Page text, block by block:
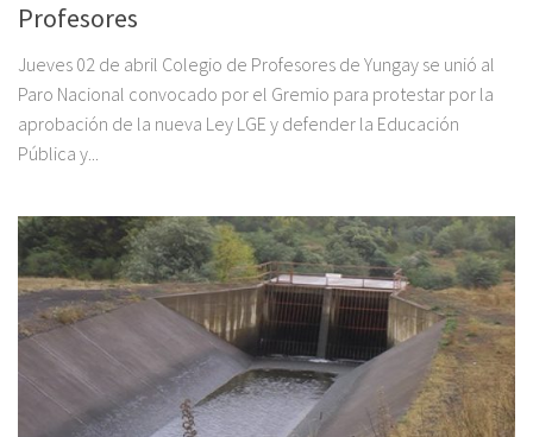
Profesores
Jueves 02 de abril Colegio de Profesores de Yungay se unió al
Paro Nacional convocado por el Gremio para protestar por la
aprobación de la nueva Ley LGE y defender la Educación
Pública y...